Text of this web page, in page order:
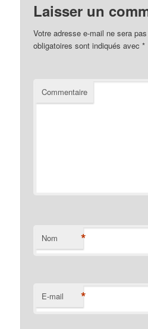
Laisser un
Votre adresse e-mail ne sera
obligatoires sont indiqués avec*
Commentaire
Nom *
E-mail *